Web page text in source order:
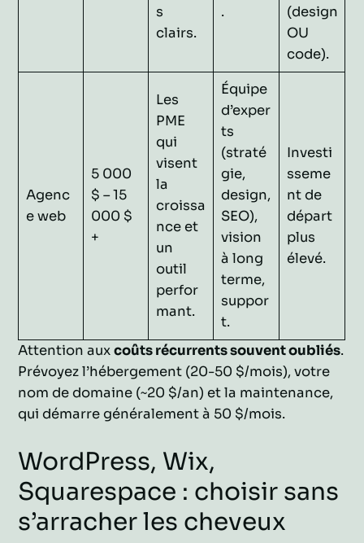
s
clairs.
.
(design
OU
code).
Agenc
e web
5 000
$ – 15
000 $
+
Les
PME
qui
visent
la
croissa
nce et
un
outil
perfor
mant.
Équipe
d’exper
ts
(straté
gie,
design,
SEO),
vision
à long
terme,
suppor
t.
Investi
sseme
nt de
départ
plus
élevé.
Attention auxcoûts récurrents souvent oubliés.
Prévoyez l’hébergement (20-50 $/mois), votre
nom de domaine (~20 $/an) et la maintenance,
qui démarre généralement à 50 $/mois.
WordPress, Wix,
Squarespace : choisir sans
s’arracher les cheveux